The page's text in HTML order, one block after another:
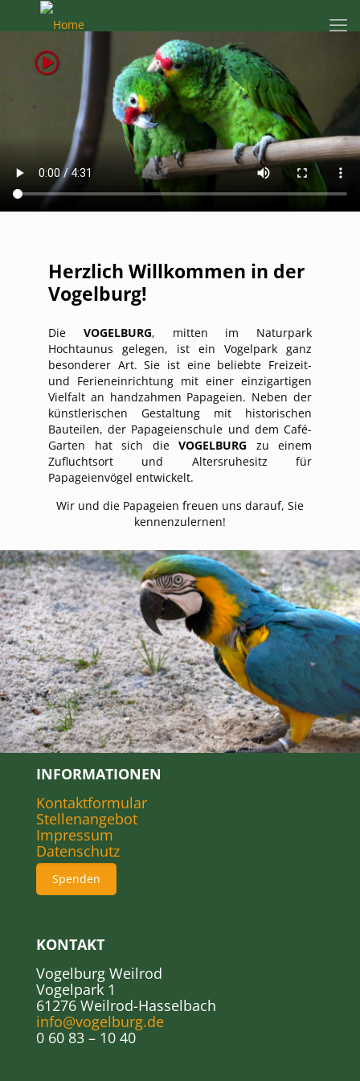
Herzlich Willkommen in der
Vogelburg!
Die VOGELBURG, mitten im Naturpark
Hochtaunus gelegen, ist ein Vogelpark ganz
besonderer Art. Sie ist eine beliebte Freizeit-
und Ferieneinrichtung mit einer einzigartigen
Vielfalt an handzahmen Papageien. Neben der
künstlerischen Gestaltung mit historischen
Bauteilen, der Papageienschule und dem Café-
Garten hat sich die VOGELBURG zu einem
Zufluchtsort und Altersruhesitz für
Papageienvögel entwickelt.
Wir und die Papageien freuen uns darauf, Sie
kennenzulernen!
INFORMATIONEN
Kontaktformular
Stellenangebot
Impressum
Datenschutz
Spenden
KONTAKT
Vogelburg Weilrod
Vogelpark 1
61276 Weilrod-Hasselbach
info@vogelburg.de
0 60 83 – 10 40